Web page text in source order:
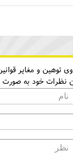
توهین و مغایر
نظرات خود به صورت